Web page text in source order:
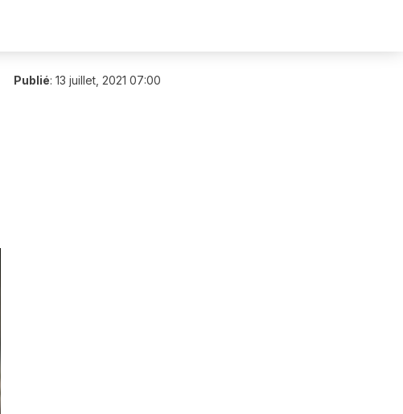
Publié: 13 juillet, 2021 07:00